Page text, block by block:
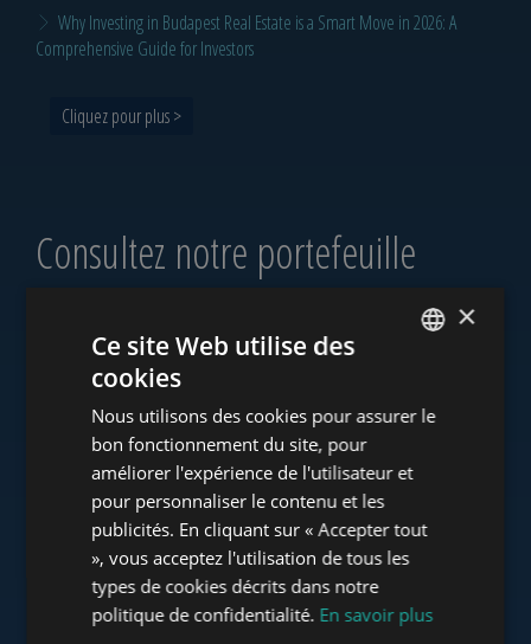
Why Investing in Budapest Real Estate is a Smart Move in 2026: A
Comprehensive Guide for Investors
Cliquez pour plus >
Consultez notre portefeuille
www.towerassistance.com
HUNGARIAN
FRENCH
ITALIAN
RUSSIAN
×
Ce site Web utilise des
cookies
Nous utilisons des cookies pour assurer le
bon fonctionnement du site, pour
améliorer l'expérience de l'utilisateur et
pour personnaliser le contenu et les
publicités. En cliquant sur « Accepter tout
», vous acceptez l'utilisation de tous les
types de cookies décrits dans notre
politique de confidentialité. En savoir plus